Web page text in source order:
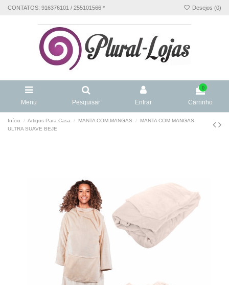
CONTATOS: 916376101 / 255101566 * Desejos (0)
Menu Pesquisar Entrar
0
Carrinho
Início Artigos Para Casa MANTA COM MANGAS
MANTA COM MANGAS
ULTRA SUAVE BEJE